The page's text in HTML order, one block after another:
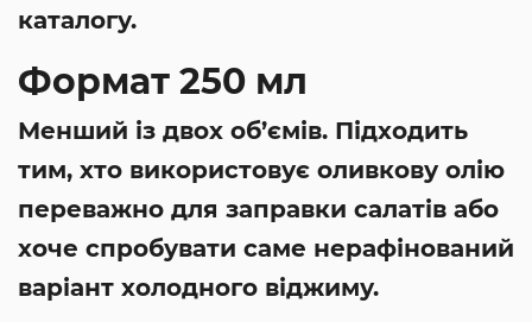
каталогу.
Формат 250 мл
Менший із двох об’ємів. Підходить
тим, хто використовує оливкову олію
переважно для заправки салатів або
хоче спробувати саме нерафінований
варіант холодного віджиму.